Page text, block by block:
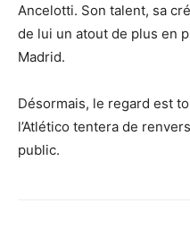
Ancelotti. Son talent, sa
de lui un atout de plus en
Madrid.
Désormais, le regard est
l’Atlético tentera de
public.